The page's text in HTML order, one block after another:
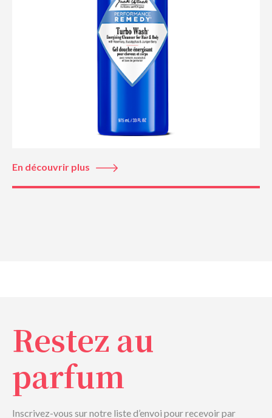
En découvrir plus
Restez au
parfum
Inscrivez-vous sur notre liste d’envoi pour recevoir par